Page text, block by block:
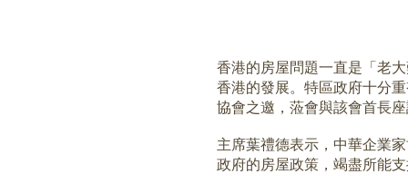
香港的房屋問題一直是「老
香港的發展。特區政府十分
協會之邀，蒞會與該會首長
主席葉禮德表示，中華企業
政府的房屋政策，竭盡所能